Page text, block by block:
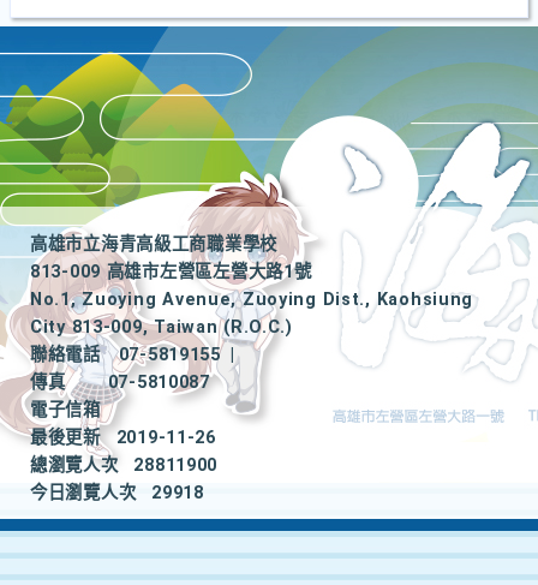
高雄市立海青高級工商職業學校
813-009 高雄市左營區左營大路1號
No.1, Zuoying Avenue, Zuoying Dist., Kaohsiung
City 813-009, Taiwan (R.O.C.)
聯絡電話
07-5819155
|
傳真
07-5810087
電子信箱
最後更新
2019-11-26
總瀏覽人次
28811900
今日瀏覽人次
29918